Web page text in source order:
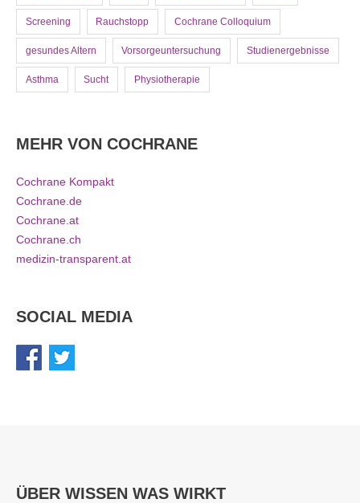
Screening Rauchstopp Cochrane Colloquium
gesundes Altern Vorsorgeuntersuchung Studienergebnisse
Asthma Sucht Physiotherapie
MEHR VON COCHRANE
Cochrane Kompakt
Cochrane.de
Cochrane.at
Cochrane.ch
medizin-transparent.at
SOCIAL MEDIA
ÜBER WISSEN WAS WIRKT